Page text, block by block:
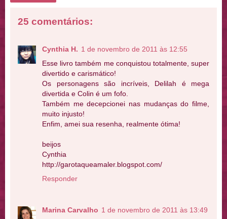
25 comentários:
Cynthia H. 1 de novembro de 2011 às 12:55
Esse livro também me conquistou totalmente, super
divertido e carismático!
Os personagens são incríveis, Delilah é mega
divertida e Colin é um fofo.
Também me decepcionei nas mudanças do filme,
muito injusto!
Enfim, amei sua resenha, realmente ótima!
beijos
Cynthia
http://garotaqueamaler.blogspot.com/
Responder
Marina Carvalho 1 de novembro de 2011 às 13:49